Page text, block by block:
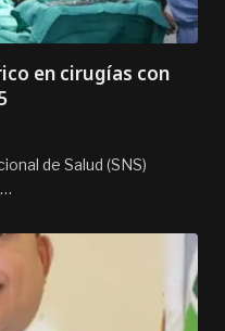
en cirugías con
de Salud (SNS)